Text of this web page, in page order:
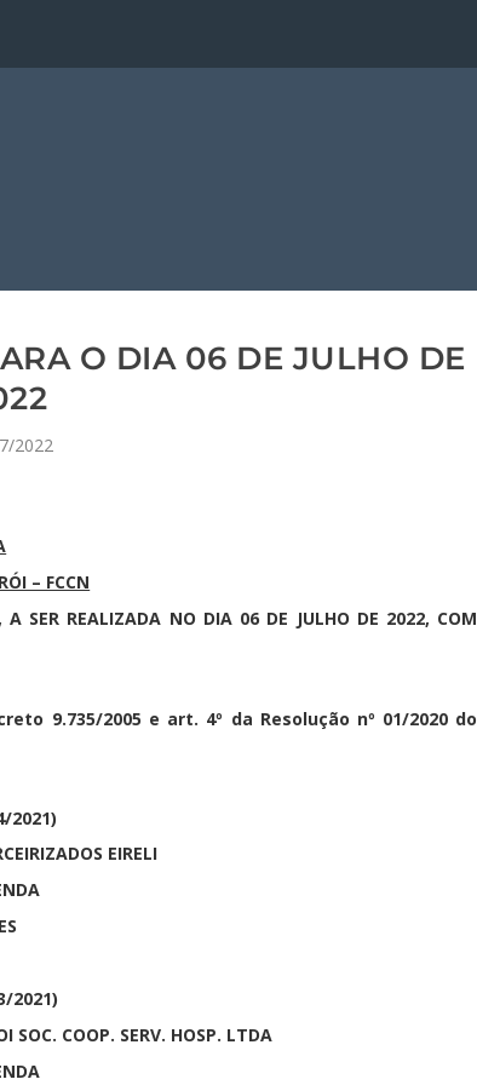
O DIA 06 DE JULHO DE
2022
– FCCN
A SER REALIZADA NO DIA 06 DE JULHO DE 2022, COM
9.735/2005 e art. 4º da Resolução nº 01/2020 do
2021)
EIRELI
2021)
COOP. SERV. HOSP. LTDA